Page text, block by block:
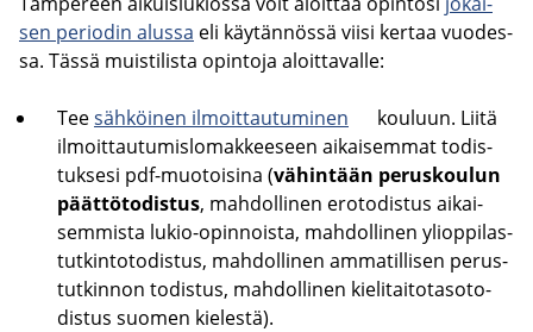
sen pe­rio­din alus­sa eli käy­tän­nös­sä viisi ker­taa vuo­des­
sa. Tässä muis­ti­lis­ta opin­to­ja aloit­ta­val­le:
Teesäh­köi­nen il­moit­tau­tu­mi­nen
kou­luun. Liitä
il­moit­tau­tu­mis­lo­mak­kee­seen ai­kai­sem­mat to­dis­
tuk­se­si pdf-​muotoisina (vä­hin­tään pe­rus­kou­lun
päät­tö­to­dis­tus, mah­dol­li­nen ero­to­dis­tus ai­kai­
sem­mis­ta lukio-​opinnoista, mah­dol­li­nen yli­op­pi­las­
tut­kin­to­to­dis­tus, mah­dol­li­nen am­ma­til­li­sen pe­rus­
tut­kin­non to­dis­tus, mah­dol­li­nen kie­li­tai­to­ta­so­to­
dis­tus suo­men kie­les­tä).